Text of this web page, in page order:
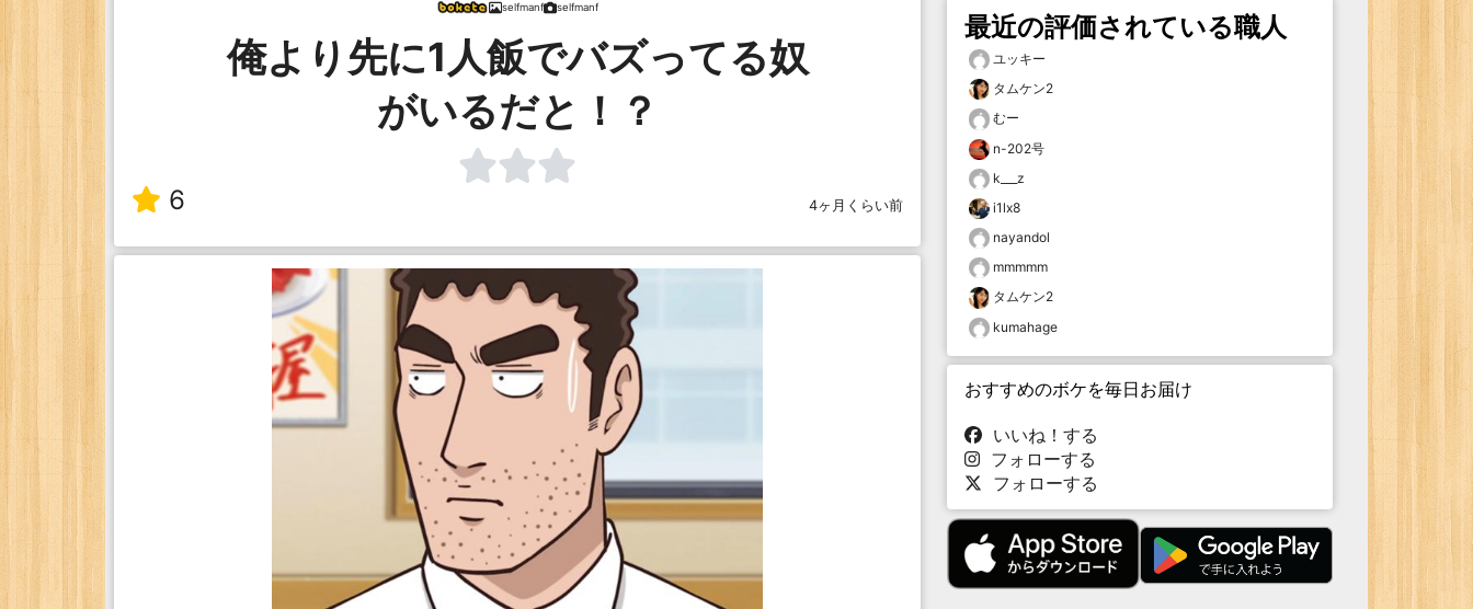
selfmanf selfmanf
俺より先に1人飯でバズってる奴
がいるだと！？
6 4ヶ月くらい前
最近の評価されている職人
ユッキー
タムケン2
むー
n-202号
k___z
i1lx8
nayandol
mmmmm
タムケン2
kumahage
おすすめのボケを毎日お届け
いいね！する
フォローする
フォローする